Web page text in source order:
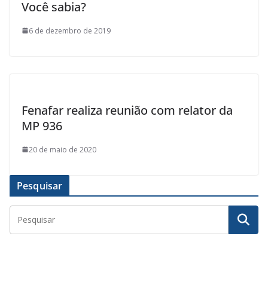
Você sabia?
6 de dezembro de 2019
Fenafar realiza reunião com relator da
MP 936
20 de maio de 2020
Pesquisar